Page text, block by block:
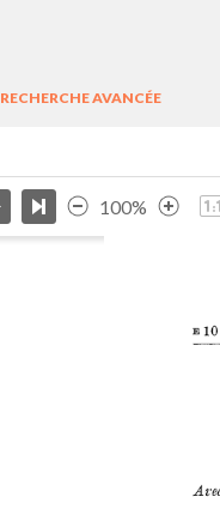
RECHERCHE AVANCÉE
100%